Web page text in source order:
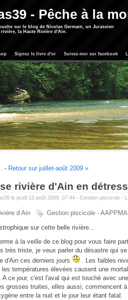
- Pêche à la
sur le blog de Nicolas Germain, un Jurassien
rivière, la Haute Rivière d'Ain.
Signez le livre d'or Suivez-moi sur facebook
- Retour sur juillet-août 2009 »
rivière d'Ain en
le jeudi 13 août 2009, 07:44 - Gestion piscicole -
d Ain
Gestion piscicole - AAPPMA
sur cette belle rivière...
à la veille de ce blog pour vous faire
très triste, je veux parler du désastre qui
d'Ain ces derniers jours
. Les faibles
températures élevées causent une
A ce jour, c'est l'aval qui est touché avec
grosses truites, elles aussi, commencent
entre la nuit et le jour leur étant fatal.